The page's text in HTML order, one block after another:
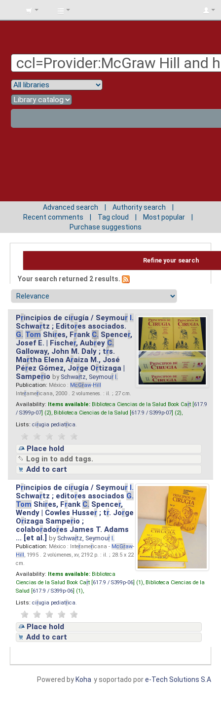
BIBLIOTECA
Advanced search
Authority search
Recent comments
Tag cloud
Most popular
Purchase suggestions
Refine your search
Your search returned 2 results.
Principios de cirugía / Seymour I.
Schwartz ; Editores asociados.
G. Tom Shires, Frank C. Spencer,
Josef E. | Fischer, Aubrey C.
Galloway, John M. Daly ; trs.
Martha Elena Araiza M., José
Pérez Gómez, Jorge Ortizaga |
Samperio by Schwartz, Seymour I.
Publication: México : McGraw-Hill
Interamericana, 2000 . 2 volumenes. : il. ; 27 cm.
Availability: Items available: Biblioteca Ciencias de la Salud Book Cart [ 617.9
/ S399p-07 ] (2), Biblioteca Ciencias de la Salud [ 617.9 / S399p-07 ] (2),
Lists: cirugia pediatrica
Place hold
Log in to add tags.
Add to cart
Principios de cirugía / Seymour I.
Schwartz ; editores asociados G.
Tom Shires, Frank C. Spencer,
Wendy | Cowles Husser ; tr. Jorge
Orizaga Samperio ;
colaboradores James T. Adams
... [et al.]by Schwartz, Seymour I.
Publication: México : Interamericana - McGraw-
Hill, 1995 . 2 volúmenes, xv, 2192 p. : il. ; 28.5 x 22
cm.
Availability: Items available: Biblioteca
Ciencias de la Salud Book Cart [ 617.9 / S399p-06 ] (1), Biblioteca Ciencias de la
Salud [ 617.9 / S399p-06 ] (1),
Lists: cirugia pediatrica
Place hold
Add to cart
y soportado pore-Tech Solutions S.A
Powered by Koha